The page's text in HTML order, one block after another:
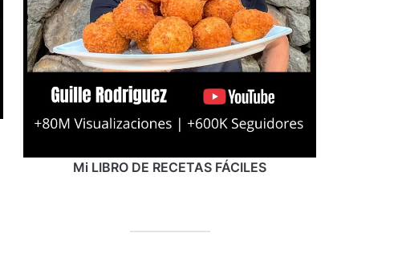
Mi LIBRO DE RECETAS FÁCILES